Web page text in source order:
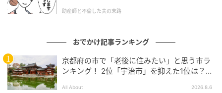
夜風と絶景に包まれる、銀座の隠れ家ビアガーデン
み放題を楽しんでみては。
■ROOFTOP BEER GARDEN 期間：6月1日(月)～9月30
日(水) 提供時間：17:00～21:30(最終入店19:30) 詳細：
https://www.obusekurabu.com/shops/ginzaroof_be
助産師と不倫した夫の末路
おでかけ記事ランキング
京都府の市で「老後に住みたい」と思う市ラ
ンキング！ 2位「宇治市」を抑えた1位は？
All About 2026.8.6